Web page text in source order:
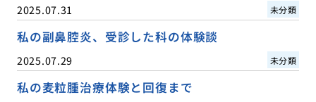
2025.07.31 未分類
私の副鼻腔炎、受診した科の体験談
2025.07.29 未分類
私の麦粒腫治療体験と回復まで